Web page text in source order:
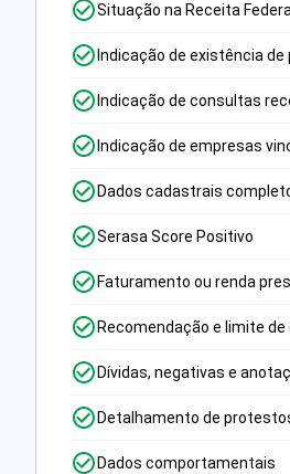
Situação na Receita Federal
Indicação de existência
Indicação de consultas
Indicação de empresas
Dados cadastrais
Serasa Score Positivo
Faturamento ou renda
Recomendação e limite
Dívidas, negativas e
Detalhamento de
Dados comportamentais